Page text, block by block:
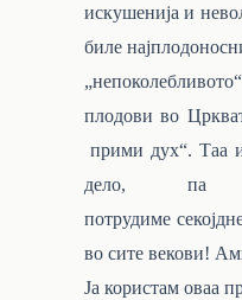
искушенија и
биле
плодови во
прими дух“. Таа
дело, па
потрудиме
во сите векови!
Ја користам оваа